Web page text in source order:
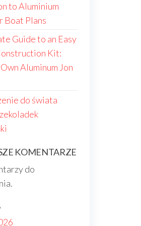
to Aluminium
Boat Plans
Guide to an Easy
Kit:
Aluminum Jon
do świata
KOMENTARZE
do